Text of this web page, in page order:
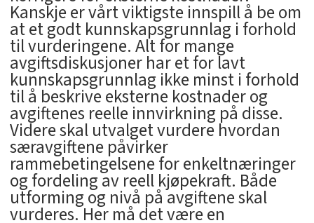
Kanskje er vårt viktigste innspill å be om
at et godt kunnskapsgrunnlag i forhold
til vurderingene. Alt for mange
avgiftsdiskusjoner har et for lavt
kunnskapsgrunnlag ikke minst i forhold
til å beskrive eksterne kostnader og
avgiftenes reelle innvirkning på disse.
Videre skal utvalget vurdere hvordan
særavgiftene påvirker
rammebetingelsene for enkeltnæringer
og fordeling av reell kjøpekraft. Både
utforming og nivå på avgiftene skal
vurderes. Her må det være en